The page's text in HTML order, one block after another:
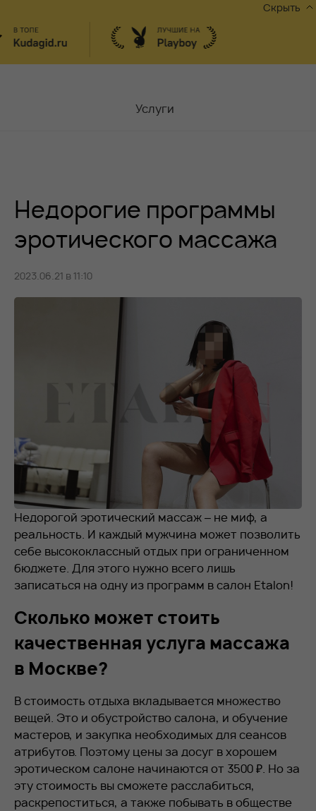
Скрыть
Услуги
Акции
Москва,
Недорогие программы
эротического массажа
2023.06.21 в 11:10
Недорогой эротический массаж – не миф, а
реальность. И каждый мужчина может позволить
себе высококлассный отдых при ограниченном
бюджете. Для этого нужно всего лишь
записаться на одну из программ в салон Etalon!
Сколько может стоить
качественная услуга массажа
в Москве?
В стоимость отдыха вкладывается множество
вещей. Это и обустройство салона, и обучение
мастеров, и закупка необходимых для сеансов
атрибутов. Поэтому цены за досуг в хорошем
эротическом салоне начинаются от 3500 ₽. Но за
эту стоимость вы сможете расслабиться,
раскрепоститься, а также побывать в обществе